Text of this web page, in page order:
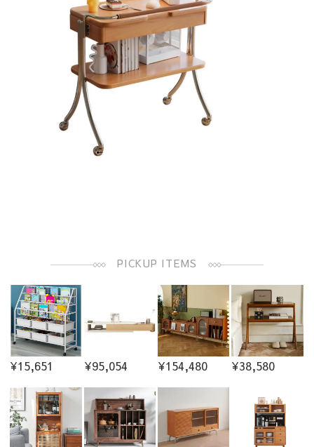
PICKUP ITEMS
¥15,651 ¥95,054 ¥154,480 ¥38,580